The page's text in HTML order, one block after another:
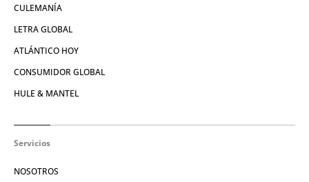
CULEMANÍA
LETRA GLOBAL
ATLÁNTICO HOY
CONSUMIDOR GLOBAL
HULE & MANTEL
Servicios
NOSOTROS